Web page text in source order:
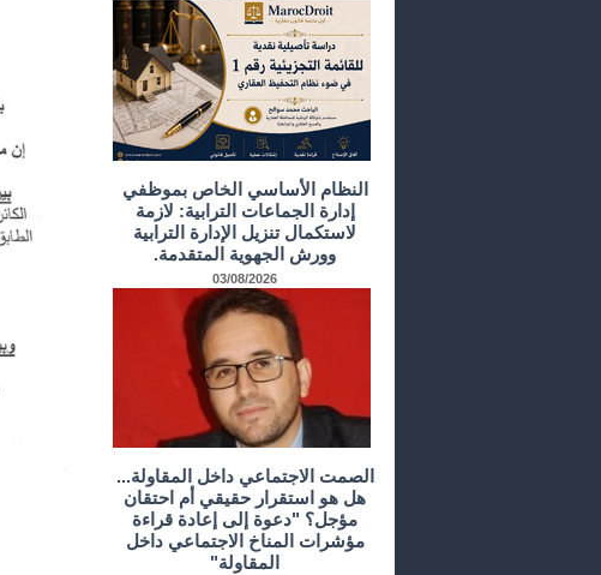
النظام الأساسي الخاص بموظفي
إدارة الجماعات الترابية: لازمة
لاستكمال تنزيل الإدارة الترابية
وورش الجهوية المتقدمة.
03/08/2026
الصمت الاجتماعي داخل المقاولة...
هل هو استقرار حقيقي أم احتقان
مؤجل؟ "دعوة إلى إعادة قراءة
مؤشرات المناخ الاجتماعي داخل
المقاولة"